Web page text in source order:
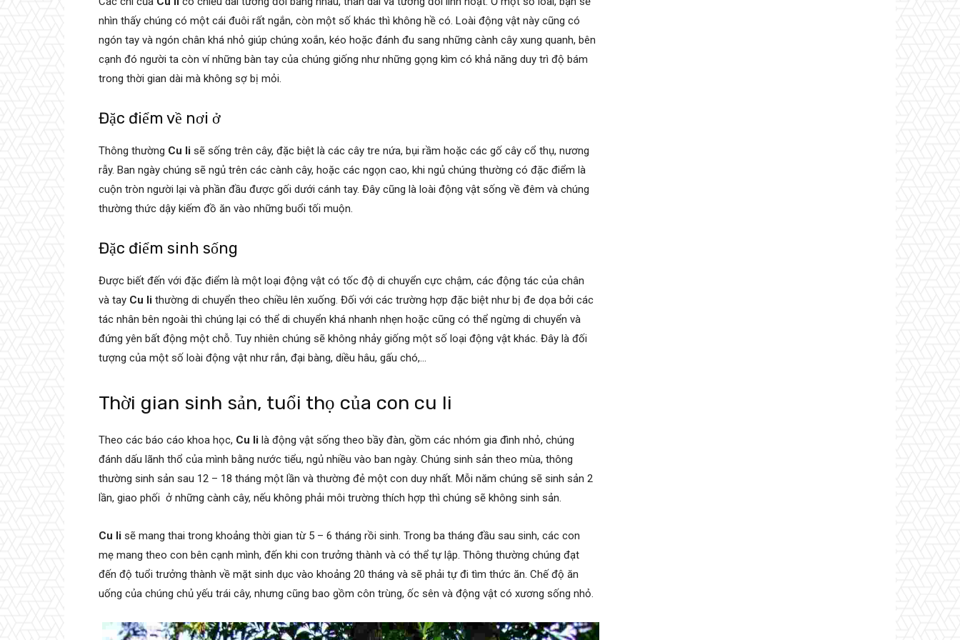
nhìn thấy chúng có một cái đuôi rất ngắn, còn một số khác thì không hề có. Loài động vật này cũng có
ngón tay và ngón chân khá nhỏ giúp chúng xoắn, kéo hoặc đánh đu sang những cành cây xung quanh, bên
cạnh đó người ta còn ví những bàn tay của chúng giống như những gọng kìm có khả năng duy trì độ bám
trong thời gian dài mà không sợ bị mỏi.
Đặc điểm về nơi ở
Thông thường Cu li sẽ sống trên cây, đặc biệt là các cây tre nứa, bụi rầm hoặc các gố cây cổ thụ, nương
rẫy. Ban ngày chúng sẽ ngủ trên các cành cây, hoặc các ngọn cao, khi ngủ chúng thường có đặc điểm là
cuộn tròn người lại và phần đầu được gối dưới cánh tay. Đây cũng là loài động vật sống về đêm và chúng
thường thức dậy kiếm đồ ăn vào những buổi tối muộn.
Đặc điểm sinh sống
Được biết đến với đặc điểm là một loại động vật có tốc độ di chuyển cực chậm, các động tác của chân
và tay Cu li thường di chuyển theo chiều lên xuống. Đối với các trường hợp đặc biệt như bị đe dọa bởi các
tác nhân bên ngoài thì chúng lại có thể di chuyển khá nhanh nhẹn hoặc cũng có thể ngừng di chuyển và
đứng yên bất động một chỗ. Tuy nhiên chúng sẽ không nhảy giống một số loại động vật khác. Đây là đối
tượng của một số loài động vật như rắn, đại bàng, diều hâu, gấu chó,…
Thời gian sinh sản, tuổi thọ của con cu li
Theo các báo cáo khoa học, Cu li là động vật sống theo bầy đàn, gồm các nhóm gia đình nhỏ, chúng
đánh dấu lãnh thổ của mình bằng nước tiểu, ngủ nhiều vào ban ngày. Chúng sinh sản theo mùa, thông
thường sinh sản sau 12 – 18 tháng một lần và thường đẻ một con duy nhất. Mỗi năm chúng sẽ sinh sản 2
lần, giao phối ở những cành cây, nếu không phải môi trường thích hợp thì chúng sẽ không sinh sản.
Cu li sẽ mang thai trong khoảng thời gian từ 5 – 6 tháng rồi sinh. Trong ba tháng đầu sau sinh, các con
mẹ mang theo con bên cạnh mình, đến khi con trưởng thành và có thể tự lập. Thông thường chúng đạt
đến độ tuổi trưởng thành về mặt sinh dục vào khoảng 20 tháng và sẽ phải tự đi tìm thức ăn. Chế độ ăn
uống của chúng chủ yếu trái cây, nhưng cũng bao gồm côn trùng, ốc sên và động vật có xương sống nhỏ.